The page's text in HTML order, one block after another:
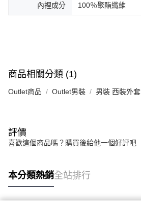
內裡成分 100％聚酯纖維
商品相關分類 (1)
Outlet商品 Outlet男裝 男裝 西裝外套
評價
喜歡這個商品嗎？購買後給他一個好評吧
本分類熱銷全站排行